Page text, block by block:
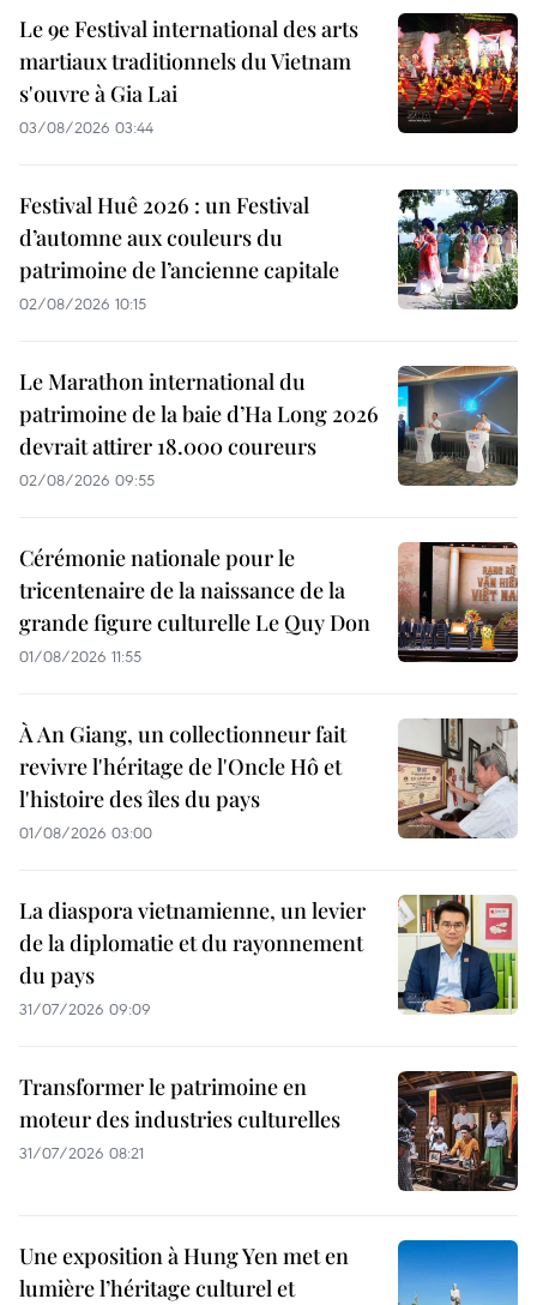
Le 9e Festival international des arts
martiaux traditionnels du Vietnam
s'ouvre à Gia Lai
03/08/2026 03:44
Festival Huê 2026 : un Festival
d’automne aux couleurs du
patrimoine de l’ancienne capitale
02/08/2026 10:15
Le Marathon international du
patrimoine de la baie d’Ha Long 2026
devrait attirer 18.000 coureurs
02/08/2026 09:55
Cérémonie nationale pour le
tricentenaire de la naissance de la
grande figure culturelle Le Quy Don
01/08/2026 11:55
À An Giang, un collectionneur fait
revivre l'héritage de l'Oncle Hô et
l'histoire des îles du pays
01/08/2026 03:00
La diaspora vietnamienne, un levier
de la diplomatie et du rayonnement
du pays
31/07/2026 09:09
Transformer le patrimoine en
moteur des industries culturelles
31/07/2026 08:21
Une exposition à Hung Yen met en
lumière l’héritage culturel et